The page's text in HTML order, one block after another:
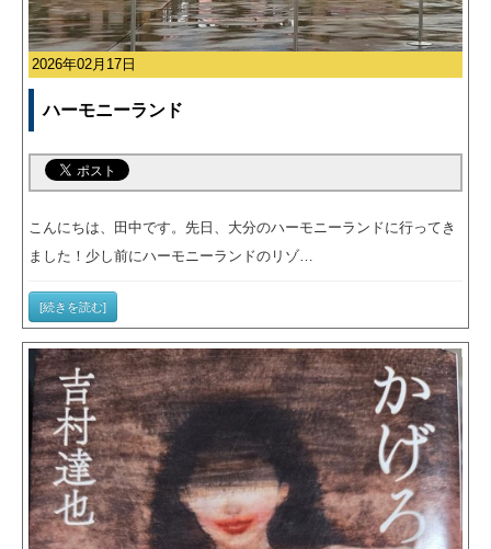
2026年02月17日
ハーモニーランド
こんにちは、田中です。先日、大分のハーモニーランドに行ってき
ました！少し前にハーモニーランドのリゾ…
[続きを読む]